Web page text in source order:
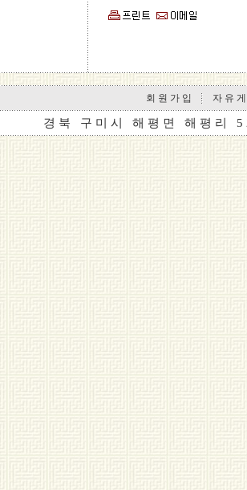
회 원 가 입 자 유
경 북 구 미 시 해 평 면 해 평